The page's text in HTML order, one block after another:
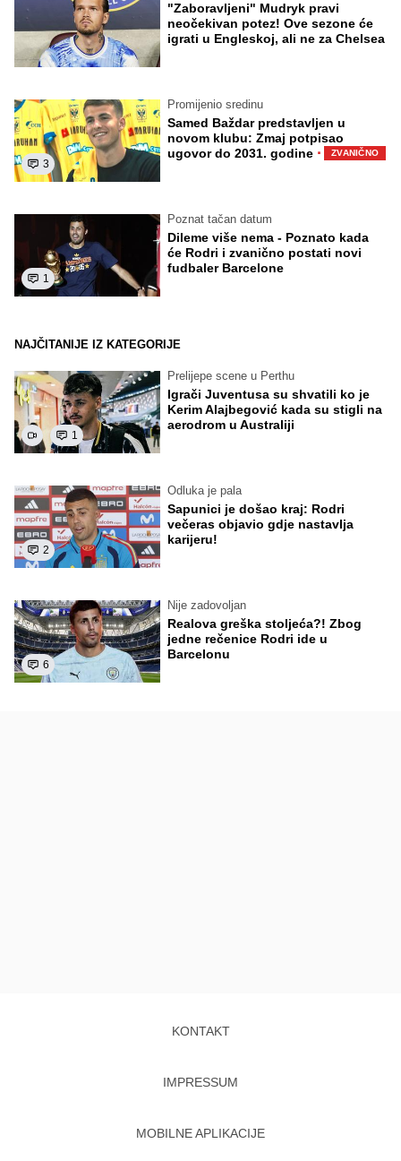
"Zaboravljeni" Mudryk pravi
neočekivan potez! Ove sezone će
igrati u Engleskoj, ali ne za Chelsea
3
Promijenio sredinu
Samed Baždar predstavljen u
novom klubu: Zmaj potpisao
ugovor do 2031. godine · ZVANIČNO
1
Poznat tačan datum
Dileme više nema - Poznato kada
će Rodri i zvanično postati novi
fudbaler Barcelone
NAJČITANIJE IZ KATEGORIJE
1
Prelijepe scene u Perthu
Igrači Juventusa su shvatili ko je
Kerim Alajbegović kada su stigli na
aerodrom u Australiji
2
Odluka je pala
Sapunici je došao kraj: Rodri
večeras objavio gdje nastavlja
karijeru!
6
Nije zadovoljan
Realova greška stoljeća?! Zbog
jedne rečenice Rodri ide u
Barcelonu
KONTAKT
IMPRESSUM
MOBILNE APLIKACIJE